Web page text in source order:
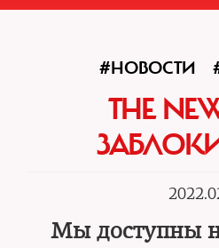
#НОВОСТИ
THE
Мы доступны